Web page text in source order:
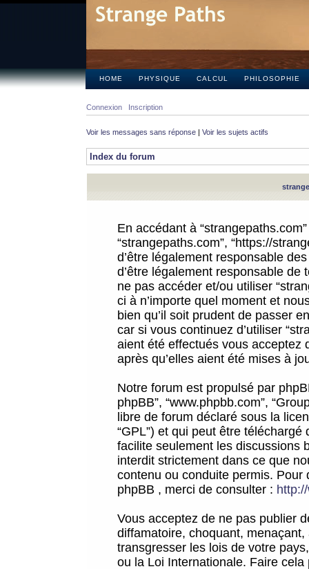
HOME PHYSIQUE CALCUL PHILOSOPHIE
Connexion Inscription
Voir les messages sans réponse | Voir les sujets actifs
Index du forum
En accédant à
“strangepaths.com”, “https://
d’être légalement responsable
d’être légalement responsable
ne pas accéder et/ou utiliser
ci à n’importe quel moment et
bien qu’il soit prudent de passer
car si vous continuez d’utiliser
aient été effectués vous acceptez
après qu’elles aient été mises à
Notre forum est propulsé par
phpBB”, “www.phpbb.com”,
libre de forum déclaré sous la
“GPL”) et qui peut être téléchargé
facilite seulement les discussions
interdit strictement dans ce que
contenu ou conduite permis.
phpBB , merci de consulter :
Vous acceptez de ne pas publier
diffamatoire, choquant,
transgresser les lois de votre
ou la Loi Internationale. Faire